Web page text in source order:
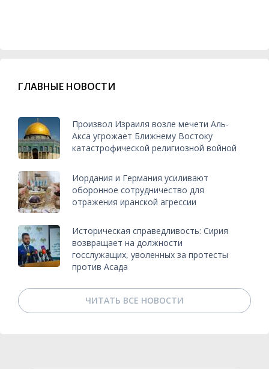
ГЛАВНЫЕ НОВОСТИ
Произвол Израиля возле мечети Аль-
Акса угрожает Ближнему Востоку
катастрофической религиозной войной
Иордания и Германия усиливают
оборонное сотрудничество для
отражения иранской агрессии
Историческая справедливость: Сирия
возвращает на должности
госслужащих, уволенных за протесты
против Асада
ЧИТАТЬ ВСЕ НОВОСТИ